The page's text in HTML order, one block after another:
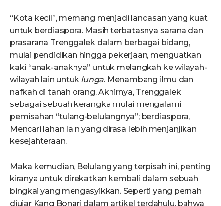
“Kota kecil”, memang menjadi landasan yang kuat
untuk berdiaspora. Masih terbatasnya sarana dan
prasarana Trenggalek dalam berbagai bidang,
mulai pendidikan hingga pekerjaan, menguatkan
kaki “anak-anaknya” untuk melangkah ke wilayah-
wilayah lain untuk lunga. Menambang ilmu dan
nafkah di tanah orang. Akhirnya, Trenggalek
sebagai sebuah kerangka mulai mengalami
pemisahan “tulang-belulangnya”; berdiaspora,
Mencari lahan lain yang dirasa lebih menjanjikan
kesejahteraan.
Maka kemudian, Belulang yang terpisah ini, penting
kiranya untuk direkatkan kembali dalam sebuah
bingkai yang mengasyikkan. Seperti yang pernah
diujar Kang Bonari dalam artikel terdahulu, bahwa